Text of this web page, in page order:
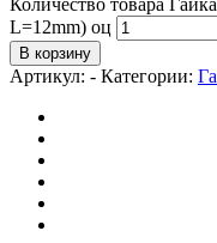
L=12mm) оц
В корзину
Артикул: - Категории: